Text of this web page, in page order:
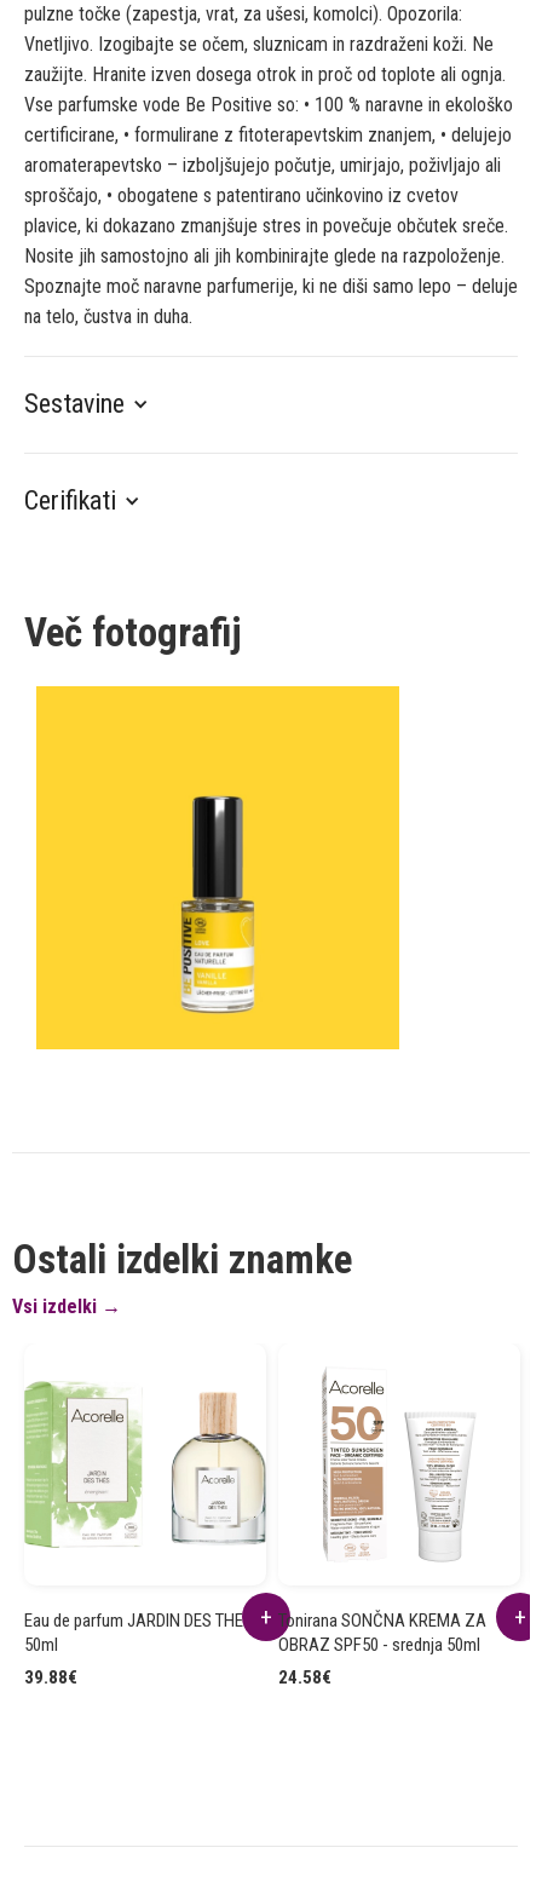
pulzne točke (zapestja, vrat, za ušesi, komolci). Opozorila:
Vnetljivo. Izogibajte se očem, sluznicam in razdraženi koži. Ne
zaužijte. Hranite izven dosega otrok in proč od toplote ali ognja.
Vse parfumske vode Be Positive so: • 100 % naravne in ekološko
certificirane, • formulirane z fitoterapevtskim znanjem, • delujejo
aromaterapevtsko – izboljšujejo počutje, umirjajo, poživljajo ali
sproščajo, • obogatene s patentirano učinkovino iz cvetov
plavice, ki dokazano zmanjšuje stres in povečuje občutek sreče.
Nosite jih samostojno ali jih kombinirajte glede na razpoloženje.
Spoznajte moč naravne parfumerije, ki ne diši samo lepo – deluje
na telo, čustva in duha.
Sestavine
Cerifikati
Več fotografij
Ostali izdelki znamke
Vsi izdelki →
Eau de parfum JARDIN DES THES
50ml
39.88€
Tonirana SONČNA KREMA ZA
OBRAZ SPF50 - srednja 50ml
24.58€